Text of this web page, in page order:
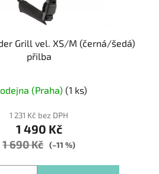
Grill vel. XS/M (černá/šedá)
přilba
(Praha) (1 ks)
1 231 Kč bez DPH
1 490 Kč
1 690 Kč (–11 %)